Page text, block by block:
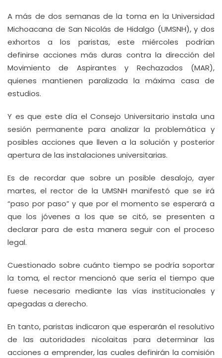
A más de dos semanas de la toma en la Universidad
Michoacana de San Nicolás de Hidalgo (UMSNH), y dos
exhortos a los paristas, este miércoles podrían
definirse acciones más duras contra la dirección del
Movimiento de Aspirantes y Rechazados (MAR),
quienes mantienen paralizada la máxima casa de
estudios.
Y es que este día el Consejo Universitario instala una
sesión permanente para analizar la problemática y
posibles acciones que lleven a la solución y posterior
apertura de las instalaciones universitarias.
Es de recordar que sobre un posible desalojo, ayer
martes, el rector de la UMSNH manifestó que se irá
“paso por paso” y que por el momento se esperará a
que los jóvenes a los que se citó, se presenten a
declarar para de esta manera seguir con el proceso
legal.
Cuestionado sobre cuánto tiempo se podría soportar
la toma, el rector mencionó que sería el tiempo que
fuese necesario mediante las vías institucionales y
apegadas a derecho.
En tanto, paristas indicaron que esperarán el resolutivo
de las autoridades nicolaitas para determinar las
acciones a emprender, las cuales definirán la comisión